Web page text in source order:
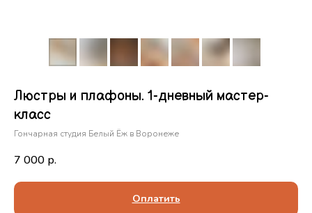
Люстры и плафоны. 1-дневный мастер-
класс
Гончарная студия Белый Ёж в Воронеже
7 000 р.
Оплатить